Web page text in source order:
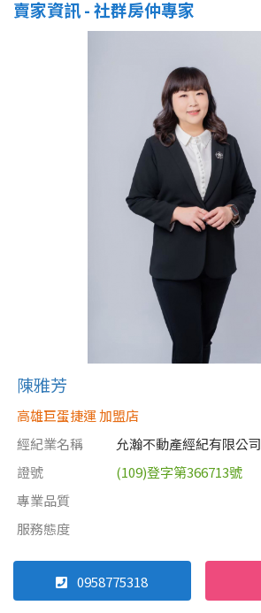
賣家資訊 - 社群房仲專家
陳雅芳
高雄巨蛋捷運 加盟店
經紀業名稱
允瀚不動產經紀有限公司
證號
(109)登字第366713號
專業品質
服務態度
0958775318